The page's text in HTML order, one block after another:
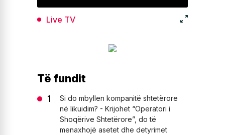
Live TV
Të fundit
Si do mbyllen kompanitë shtetërore
në likuidim? - Krijohet “Operatori i
Shoqërive Shtetërore”, do të
menaxhojë asetet dhe detyrimet